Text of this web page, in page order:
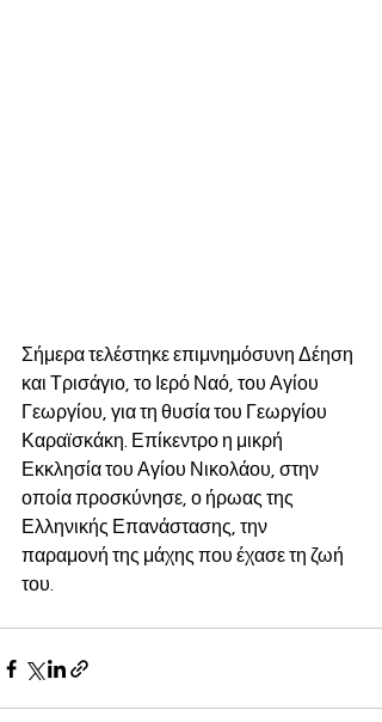
Σήμερα τελέστηκε επιμνημόσυνη Δέηση
και Τρισάγιο, το Ιερό Ναό, του Αγίου
Γεωργίου, για τη θυσία του Γεωργίου
Καραϊσκάκη. Επίκεντρο η μικρή
Εκκλησία του Αγίου Νικολάου, στην
οποία προσκύνησε, ο ήρωας της
Ελληνικής Επανάστασης, την
παραμονή της μάχης που έχασε τη ζωή
του.